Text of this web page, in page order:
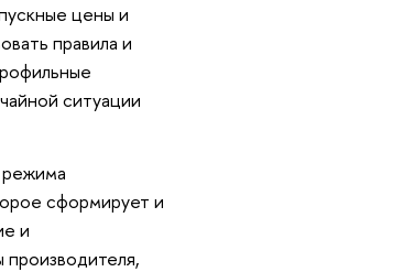
цены и
правила и
ситуации
режима
сформирует и
и